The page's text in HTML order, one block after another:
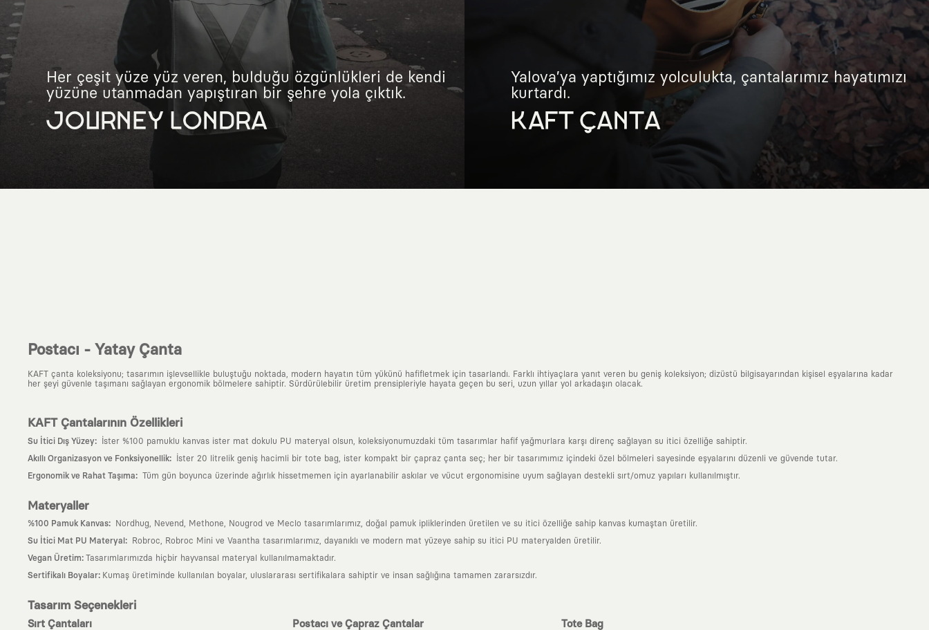
Her çeşit yüze yüz veren, bulduğu özgünlükleri de kendi
yüzüne utanmadan yapıştıran bir şehre yola çıktık.
JOURNEY LONDRA
Yalova’ya yaptığımız yolculukta, çantalarımız hayatımızı
kurtardı.
KAFT ÇANTA
Postacı - Yatay Çanta
KAFT çanta koleksiyonu; tasarımın işlevsellikle buluştuğu noktada, modern hayatın tüm yükünü hafifletmek için tasarlandı. Farklı ihtiyaçlara yanıt veren bu geniş koleksiyon; dizüstü bilgisayarından kişisel eşyalarına kadar
her şeyi güvenle taşımanı sağlayan ergonomik bölmelere sahiptir. Sürdürülebilir üretim prensipleriyle hayata geçen bu seri, uzun yıllar yol arkadaşın olacak.
KAFT Çantalarının Özellikleri
Su İtici Dış Yüzey: İster %100 pamuklu kanvas ister mat dokulu PU materyal olsun, koleksiyonumuzdaki tüm tasarımlar hafif yağmurlara karşı direnç sağlayan su itici özelliğe sahiptir.
Akıllı Organizasyon ve Fonksiyonellik: İster 20 litrelik geniş hacimli bir tote bag, ister kompakt bir çapraz çanta seç; her bir tasarımımız içindeki özel bölmeleri sayesinde eşyalarını düzenli ve güvende tutar.
Ergonomik ve Rahat Taşıma: Tüm gün boyunca üzerinde ağırlık hissetmemen için ayarlanabilir askılar ve vücut ergonomisine uyum sağlayan destekli sırt/omuz yapıları kullanılmıştır.
Materyaller
%100 Pamuk Kanvas: Nordhug, Nevend, Methone, Nougrod ve Meclo tasarımlarımız, doğal pamuk ipliklerinden üretilen ve su itici özelliğe sahip kanvas kumaştan üretilir.
Su İtici Mat PU Materyal : Robroc, Robroc Mini ve Vaantha tasarımlarımız, dayanıklı ve modern mat yüzeye sahip su itici PU materyalden üretilir.
Vegan Üretim: Tasarımlarımızda hiçbir hayvansal materyal kullanılmamaktadır.
Sertifikalı Boyalar: Kumaş üretiminde kullanılan boyalar, uluslararası sertifikalara sahiptir ve insan sağlığına tamamen zararsızdır.
Tasarım Seçenekleri
Sırt Çantaları Postacı ve Çapraz Çantalar Tote Bag